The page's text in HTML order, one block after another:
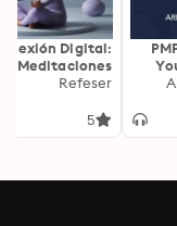
with
Digital:
Meditaciones
para Calma y
Refeser
5